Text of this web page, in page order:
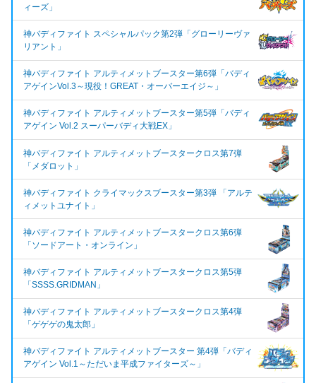
ィーズ」
神バディファイト スペシャルパック第2弾「グローリーヴァ
リアント」
神バディファイト アルティメットブースター第6弾「バディ
アゲインVol.3～現役！GREAT・オーバーエイジ～」
神バディファイト アルティメットブースター第5弾「バディ
アゲイン Vol.2 スーパーバディ大戦EX」
神バディファイト アルティメットブースタークロス第7弾
「メダロット」
神バディファイト クライマックスブースター第3弾 「アルテ
ィメットユナイト」
神バディファイト アルティメットブースタークロス第6弾
「ソードアート・オンライン」
神バディファイト アルティメットブースタークロス第5弾
「SSSS.GRIDMAN」
神バディファイト アルティメットブースタークロス第4弾
「ゲゲゲの鬼太郎」
神バディファイト アルティメットブースター 第4弾「バディ
アゲイン Vol.1～ただいま平成ファイターズ～」